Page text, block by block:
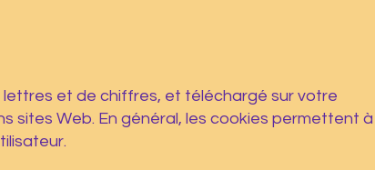
et de chiffres, et téléchargé sur votre
sites Web. En général, les cookies permettent à